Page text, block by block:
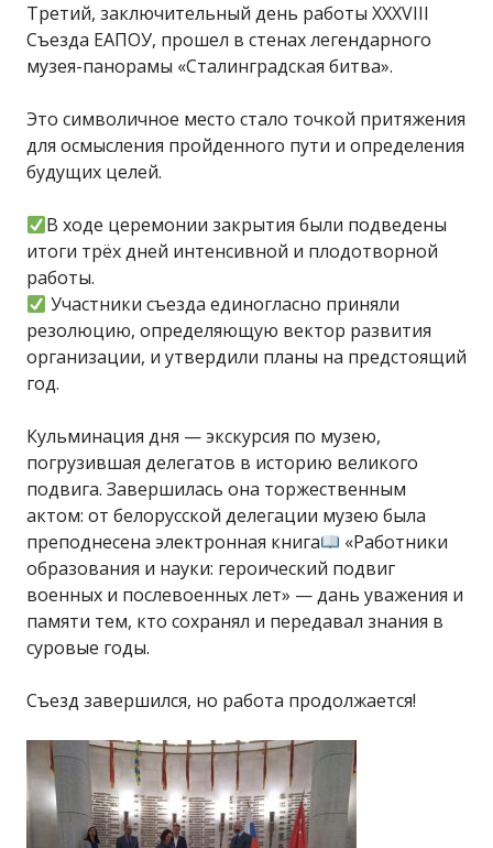
Третий, заключительный день работы XXXVIII
Съезда ЕАПОУ, прошел в стенах легендарного
музея-панорамы «Сталинградская битва».
Это символичное место стало точкой притяжения
для осмысления пройденного пути и определения
будущих целей.
В ходе церемонии закрытия были подведены
итоги трёх дней интенсивной и плодотворной
работы.
Участники съезда единогласно приняли
резолюцию, определяющую вектор развития
организации, и утвердили планы на предстоящий
год.
Кульминация дня — экскурсия по музею,
погрузившая делегатов в историю великого
подвига. Завершилась она торжественным
актом: от белорусской делегации музею была
преподнесена электронная книга
«Работники
образования и науки: героический подвиг
военных и послевоенных лет» — дань уважения и
памяти тем, кто сохранял и передавал знания в
суровые годы.
Съезд завершился, но работа продолжается!